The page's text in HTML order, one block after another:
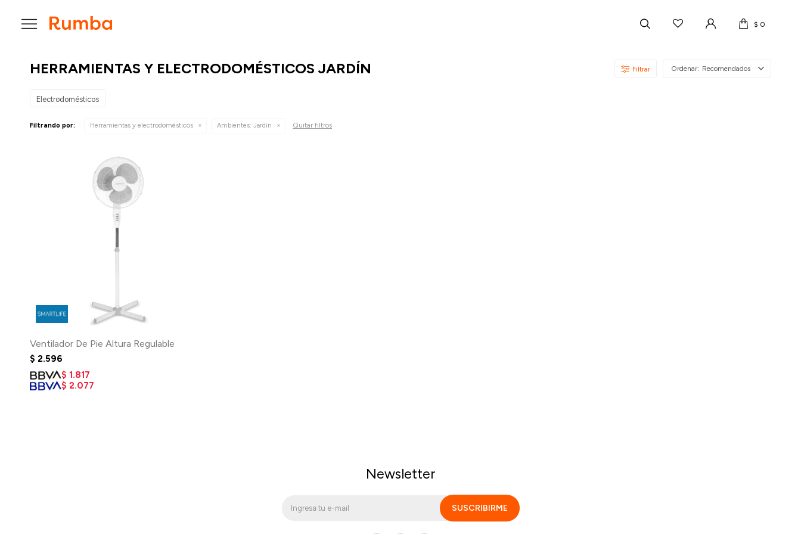
$ 0

HERRAMIENTAS Y ELECTRODOMÉSTICOS JARDÍN Recomendados
Electrodomésticos
Filtrando por: Herramientas y electrodomésticos Ambientes: Jardín Quitar filtros
Ventilador De Pie Altura Regulable
$ 2.596
$ 1.817
$ 2.077
Newsletter
SUSCRIBIRME